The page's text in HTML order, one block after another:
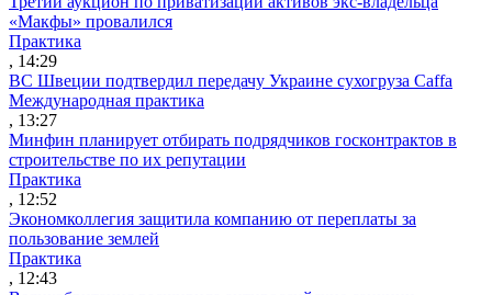
«Макфы» провалился
Практика
, 14:29
ВС Швеции подтвердил передачу Украине сухогруза Caffa
Международная практика
, 13:27
Минфин планирует отбирать подрядчиков госконтрактов в
строительстве по их репутации
Практика
, 12:52
Экономколлегия защитила компанию от переплаты за
пользование землей
Практика
, 12:43